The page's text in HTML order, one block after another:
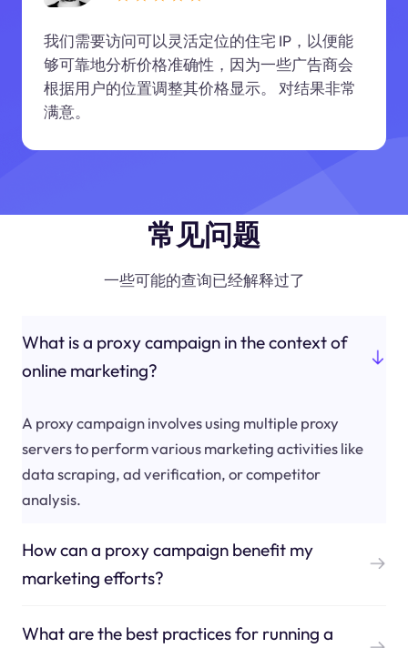
我们需要访问可以灵活定位的住宅 IP，以便能
够可靠地分析价格准确性，因为一些广告商会
根据用户的位置调整其价格显示。 对结果非常
满意。
常见问题
一些可能的查询已经解释过了
What is a proxy campaign in the context of
online marketing?
A proxy campaign involves using multiple proxy
servers to perform various marketing activities like
data scraping, ad verification, or competitor
analysis.
How can a proxy campaign benefit my
marketing efforts?
What are the best practices for running a